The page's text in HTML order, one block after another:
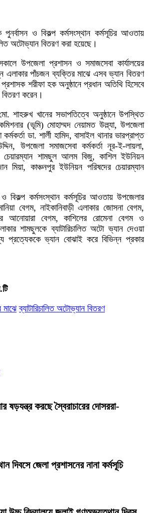
পুনর্বাসন ও বিকল্প কর্মসংস্থান কর্মসূচির আওতায়
অটোভ্যান বিতরণ করা হয়েছে।
উপজেলা প্রশাসন ও সমাজসেবা কার্যালয়ের
এলাকার পাঁচজন ব্যক্তির মাঝে এসব ভ্যান বিতরণ
শরীফা হক অনুষ্ঠানে প্রধান অতিথি হিসেবে
করেন।
মো. শাহরুখ খানের সভাপতিত্বে অনুষ্ঠানে উপস্থিত
(ভূমি) মোহাম্মদ নেয়ামত উল্ল্যা, উপজেলা
কর্মকর্তা ডা. শার্লী হামিদ, বাসাইল থানার ভারপ্রাপ্ত
উপজেলা সমাজসেবা কর্মকর্তা নূর-ই-লায়লা,
চেয়ারম্যান শামছুল আলম বিজু, কাশিল ইউনিয়ন
মিয়া, কাঞ্চনপুর ইউনিয়ন পরিষদের চেয়ারম্যান
ও বিকল্প কর্মসংস্থান কর্মসূচির আওতায় উপজেলার
বেগম, নাইকানিবাড়ী এলাকার জোসনা বেগম,
আনোয়ারা বেগম, কাশিলের রোমেনা বেগম ও
শামছুলকে ব্যাটারিচালিত অটো ভ্যান দেওয়া
ভ্যান বোঝাই করে বিভিন্ন প্রকার
মাঝে ব্যাটারিচালিত অটোভ্যান বিতরণ
ষড়যন্ত্র করছে স্বৈরাচারের দোসররা-
দিবসে জেলা প্রশাসনের নানা কর্মসূচি